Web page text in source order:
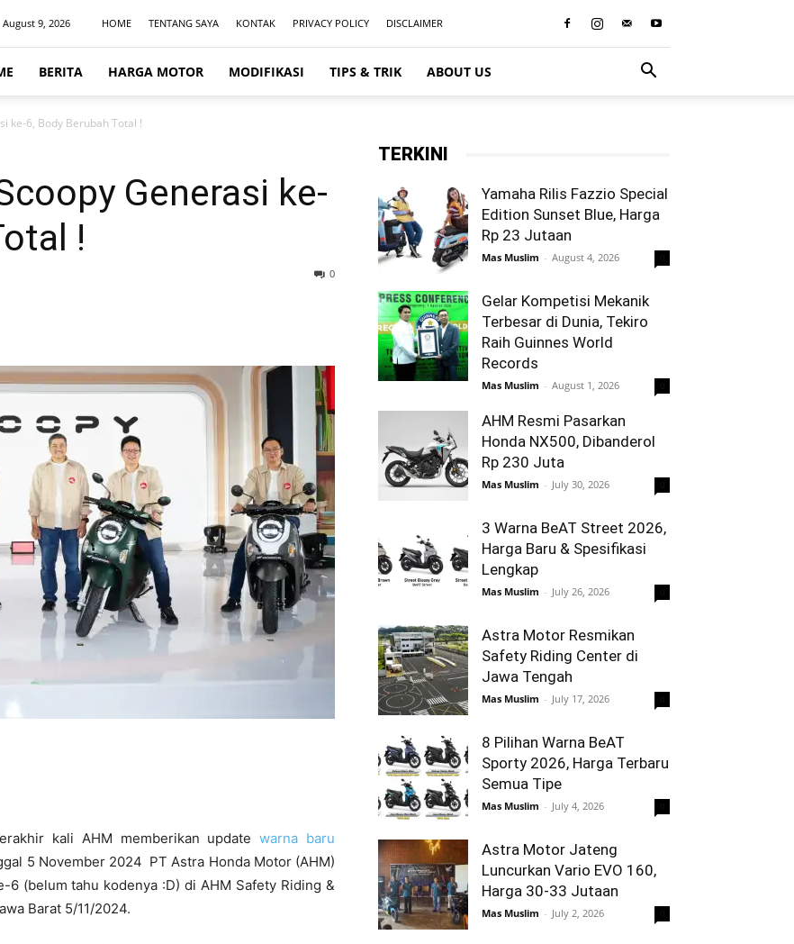
9, 2026 HOME TENTANG SAYA KONTAK PRIVACY POLICY DISCLAIMER
BERITA HARGA MOTOR MODIFIKASI TIPS & TRIK ABOUT US
ke-6, Body Berubah Total !
Generasi ke-
!
0
kali AHM memberikan updatewarna baru
5 November 2024 PT Astra Honda Motor (AHM)
(belum tahu kodenya :D) di AHM Safety Riding &
Barat 5/11/2024.
TERKINI
Yamaha Rilis Fazzio Special
Edition Sunset Blue, Harga
Rp 23 Jutaan
Mas Muslim - August 4, 2026
Gelar Kompetisi Mekanik
Terbesar di Dunia, Tekiro
Raih Guinnes World
Records
Mas Muslim - August 1, 2026
AHM Resmi Pasarkan
Honda NX500, Dibanderol
Rp 230 Juta
Mas Muslim - July 30, 2026
3 Warna BeAT Street 2026,
Harga Baru & Spesifikasi
Lengkap
Mas Muslim - July 26, 2026
Astra Motor Resmikan
Safety Riding Center di
Jawa Tengah
Mas Muslim - July 17, 2026
8 Pilihan Warna BeAT
Sporty 2026, Harga Terbaru
Semua Tipe
Mas Muslim - July 4, 2026
Astra Motor Jateng
Luncurkan Vario EVO 160,
Harga 30-33 Jutaan
Mas Muslim - July 2, 2026